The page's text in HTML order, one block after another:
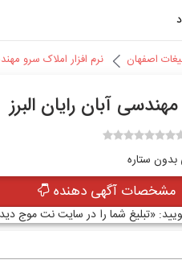
اصفهان نرم افزار املاک سرو
آبان رایان البرز
ستاره
مشخصات آگهی دهنده
«تبلیغ شما را در سایت نت موج